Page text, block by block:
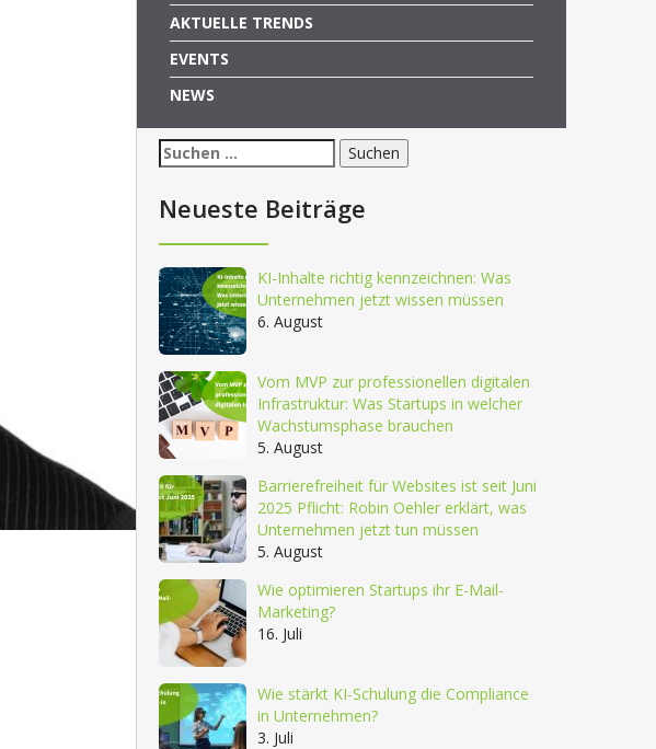
AKTUELLE TRENDS
EVENTS
NEWS
Suchen
nach:
Neueste Beiträge
KI-Inhalte richtig kennzeichnen: Was
Unternehmen jetzt wissen müssen
6. August
Vom MVP zur professionellen digitalen
Infrastruktur: Was Startups in welcher
Wachstumsphase brauchen
5. August
Barrierefreiheit für Websites ist seit Juni
2025 Pflicht: Robin Oehler erklärt, was
Unternehmen jetzt tun müssen
5. August
Wie optimieren Startups ihr E-Mail-
Marketing?
16. Juli
Wie stärkt KI-Schulung die Compliance
in Unternehmen?
3. Juli